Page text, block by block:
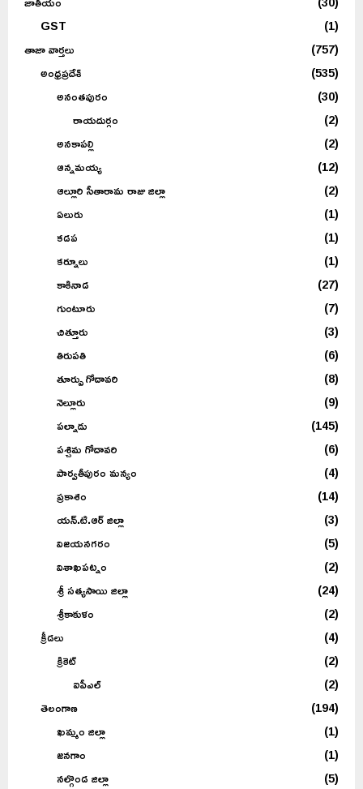
GST
(1)
తాజా వార్తలు
(757)
అంధ్రప్రదేశ్
(535)
అనంతపురం
(30)
రాయదుర్గం
(2)
అనకాపల్లి
(2)
ఆన్నమయ్య
(12)
ఆల్లూరి సీతారామ రాజు జిల్లా
(2)
ఏలురు
(1)
కడప
(1)
కర్నూలు
(1)
కాకినాడ
(27)
గుంటూరు
(7)
చిత్తూరు
(3)
తిరుపతి
(6)
తూర్పు గోదావరి
(8)
నెల్లూరు
(9)
పల్నాడు
(145)
పశ్చిమ గోదావరి
(6)
పార్వతీపురం మన్యం
(4)
ప్రకాశం
(14)
యన్.టి.ఆర్ జిల్లా
(3)
విజయనగరం
(5)
విశాఖపట్నం
(2)
శ్రీ సత్యసాయి జిల్లా
(24)
శ్రీకాకుళం
(2)
క్రీడలు
(4)
క్రికెట్
(2)
ఐపీఎల్
(2)
తెలంగాణ
(194)
ఖమ్మం జిల్లా
(1)
జనగాం
(1)
నల్గొండ జిల్లా
(5)